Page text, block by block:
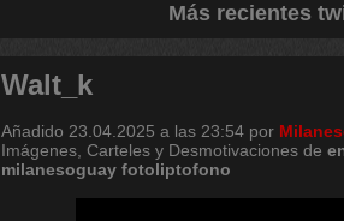
Más recientes
Walt_k
Añadido 23.04.2025 a las 23:54 por
Imágenes, Carteles y Desmotivaciones de
milanesoguay fotoliptofono